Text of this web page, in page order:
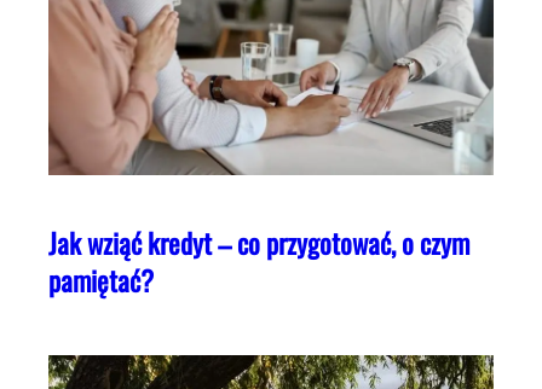
Jak wziąć kredyt – co przygotować, o czym
pamiętać?